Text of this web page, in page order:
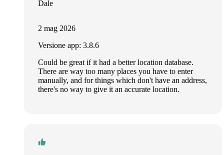
Dale
2 mag 2026
Versione app: 3.8.6
Could be great if it had a better location database.
There are way too many places you have to enter
manually, and for things which don't have an address,
there's no way to give it an accurate location.